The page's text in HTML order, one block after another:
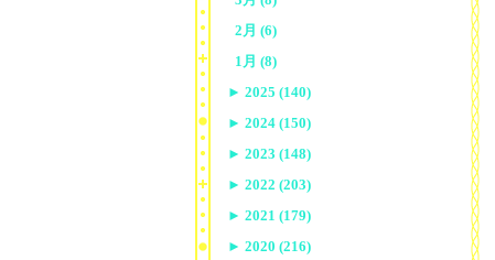
2月 (6)
1月 (8)
► 2025 (140)
► 2024 (150)
► 2023 (148)
► 2022 (203)
► 2021 (179)
► 2020 (216)